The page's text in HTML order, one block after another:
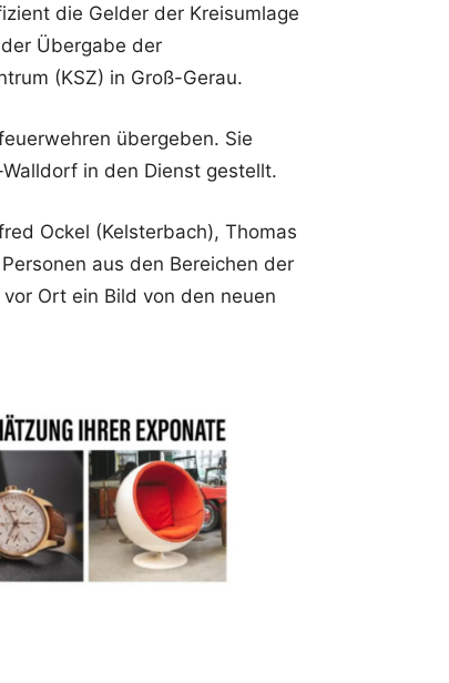
die Gelder der Kreisumlage
Übergabe der
(KSZ) in Groß-Gerau.
übergeben. Sie
in den Dienst gestellt.
Ockel (Kelsterbach), Thomas
aus den Bereichen der
Ort ein Bild von den neuen